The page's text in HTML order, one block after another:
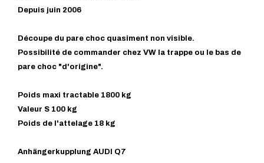
Depuis juin 2006
Découpe du pare choc quasiment non visible.
Possibilité de commander chez VW la trappe ou le bas de
pare choc "d'origine".
Poids maxi tractable 1800 kg
Valeur S 100 kg
Poids de l'attelage 18 kg
Anhängerkupplung AUDI Q7